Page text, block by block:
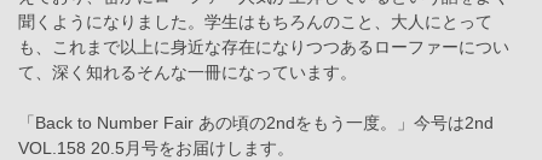
聞くようになりました。学生はもちろんのこと、大人にとって
も、これまで以上に身近な存在になりつつあるローファーについ
て、深く知れるそんな一冊になっています。
「Back to Number Fair あの頃の2ndをもう一度。」今号は2nd
VOL.158 20.5月号をお届けします。